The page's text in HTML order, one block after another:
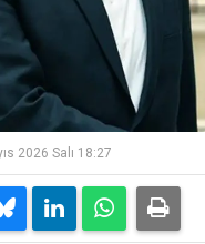
2026 Salı 18:27